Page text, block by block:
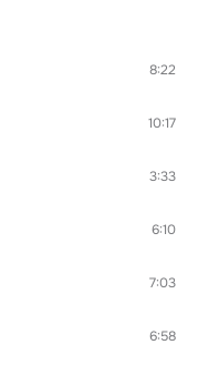
8:22
10:17
3:33
6:10
7:03
6:58